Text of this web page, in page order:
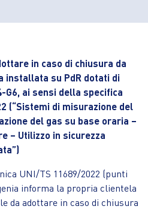
in caso di chiusura da
installata su PdR dotati di
ai sensi della specifica
(“Sistemi di misurazione del
del gas su base oraria –
– Utilizzo in sicurezza
UNI/TS 11689/2022 (punti
informa la propria clientela
da adottare in caso di chiusura